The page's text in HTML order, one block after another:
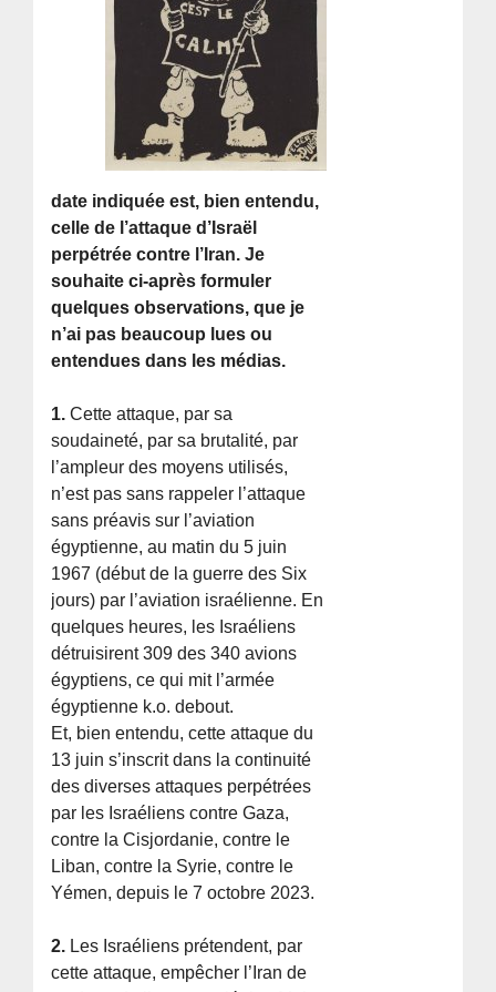
date indiquée est, bien entendu,
celle de l’attaque d’Israël
perpétrée contre l’Iran. Je
souhaite ci-après formuler
quelques observations, que je
n’ai pas beaucoup lues ou
entendues dans les médias.
1. Cette attaque, par sa
soudaineté, par sa brutalité, par
l’ampleur des moyens utilisés,
n’est pas sans rappeler l’attaque
sans préavis sur l’aviation
égyptienne, au matin du 5 juin
1967 (début de la guerre des Six
jours) par l’aviation israélienne. En
quelques heures, les Israéliens
détruisirent 309 des 340 avions
égyptiens, ce qui mit l’armée
égyptienne k.o. debout.
Et, bien entendu, cette attaque du
13 juin s’inscrit dans la continuité
des diverses attaques perpétrées
par les Israéliens contre Gaza,
contre la Cisjordanie, contre le
Liban, contre la Syrie, contre le
Yémen, depuis le 7 octobre 2023.
2. Les Israéliens prétendent, par
cette attaque, empêcher l’Iran de